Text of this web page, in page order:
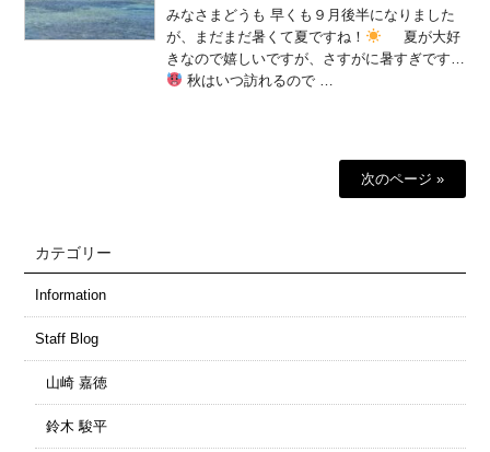
みなさまどうも 早くも９月後半になりました
が、まだまだ暑くて夏ですね！
夏が大好
きなので嬉しいですが、さすがに暑すぎです…
秋はいつ訪れるので …
次のページ »
カテゴリー
Information
Staff Blog
山崎 嘉徳
鈴木 駿平